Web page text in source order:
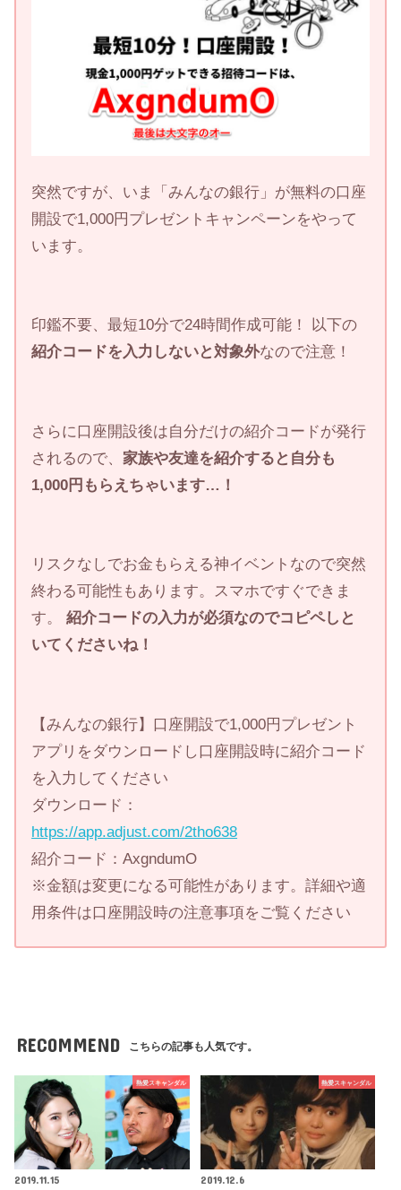
突然ですが、いま「みんなの銀行」が無料の口座
開設で1,000円プレゼントキャンペーンをやって
います。
印鑑不要、最短10分で24時間作成可能！ 以下の
紹介コードを入力しないと対象外なので注意！
さらに口座開設後は自分だけの紹介コードが発行
されるので、家族や友達を紹介すると自分も
1,000円もらえちゃいます…！
リスクなしでお金もらえる神イベントなので突然
終わる可能性もあります。スマホですぐできま
す。紹介コードの入力が必須なのでコピペしと
いてくださいね！
【みんなの銀行】口座開設で1,000円プレゼント
アプリをダウンロードし口座開設時に紹介コード
を入力してください
ダウンロード：
https://app.adjust.com/2tho638
紹介コード：AxgndumO
※金額は変更になる可能性があります。詳細や適
用条件は口座開設時の注意事項をご覧ください
RECOMMEND こちらの記事も人気です。
熱愛スキャンダル
2019.11.15
熱愛スキャンダル
2019.12.6